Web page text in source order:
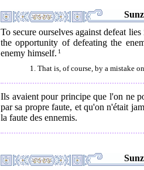
To secure ourselves against defeat
the opportunity of defeating the
enemy himself. 1
1. That is, of course, by a mistake
Ils avaient pour principe que l'on ne
par sa propre faute, et qu'on n'était
la faute des ennemis.